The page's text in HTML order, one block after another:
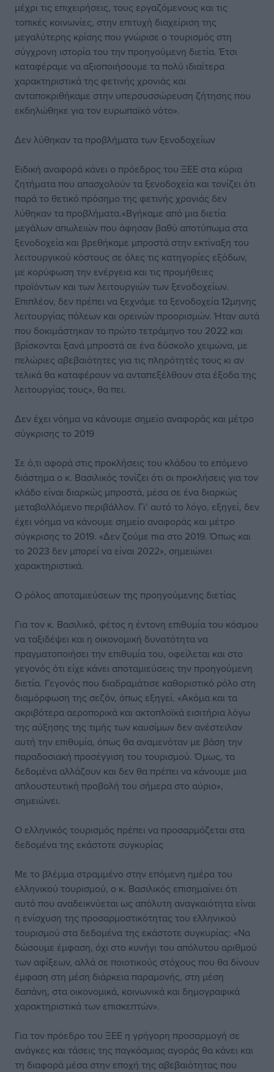
μέχρι τις επιχειρήσεις, τους εργαζόμενους και τις
τοπικές κοινωνίες, στην επιτυχή διαχείριση της
μεγαλύτερης κρίσης που γνώρισε ο τουρισμός στη
σύγχρονη ιστορία του την προηγούμενη διετία. Έτσι
καταφέραμε να αξιοποιήσουμε τα πολύ ιδιαίτερα
χαρακτηριστικά της φετινής χρονιάς και
ανταποκριθήκαμε στην υπερσυσσώρευση ζήτησης που
εκδηλώθηκε για τον ευρωπαϊκό νότο».
Δεν λύθηκαν τα προβλήματα των ξενοδοχείων
Ειδική αναφορά κάνει ο πρόεδρος του ΞΕΕ στα κύρια
ζητήματα που απασχολούν τα ξενοδοχεία και τονίζει ότι
παρά το θετικό πρόσημο της φετινής χρονιάς δεν
λύθηκαν τα προβλήματα.«Βγήκαμε από μια διετία
μεγάλων απωλειών που άφησαν βαθύ αποτύπωμα στα
ξενοδοχεία και βρεθήκαμε μπροστά στην εκτίναξη του
λειτουργικού κόστους σε όλες τις κατηγορίες εξόδων,
με κορύφωση την ενέργεια και τις προμήθειες
προϊόντων και των λειτουργιών των ξενοδοχείων.
Επιπλέον, δεν πρέπει να ξεχνάμε τα ξενοδοχεία 12μηνης
λειτουργίας πόλεων και ορεινών προορισμών. Ήταν αυτά
που δοκιμάστηκαν το πρώτο τετράμηνο του 2022 και
βρίσκονται ξανά μπροστά σε ένα δύσκολο χειμώνα, με
πελώριες αβεβαιότητες για τις πληρότητές τους κι αν
τελικά θα καταφέρουν να ανταπεξέλθουν στα έξοδα της
λειτουργίας τους», θα πει.
Δεν έχει νόημα να κάνουμε σημείο αναφοράς και μέτρο
σύγκρισης το 2019
Σε ό,τι αφορά στις προκλήσεις του κλάδου το επόμενο
διάστημα ο κ. Βασιλικός τονίζει ότι οι προκλήσεις για τον
κλάδο είναι διαρκώς μπροστά, μέσα σε ένα διαρκώς
μεταβαλλόμενο περιβάλλον. Γι’ αυτό το λόγο, εξηγεί, δεν
έχει νόημα να κάνουμε σημείο αναφοράς και μέτρο
σύγκρισης το 2019. «Δεν ζούμε πια στο 2019. Όπως και
το 2023 δεν μπορεί να είναι 2022», σημειώνει
χαρακτηριστικά.
Ο ρόλος αποταμιεύσεων της προηγούμενης διετίας
Για τον κ. Βασιλικό, φέτος η έντονη επιθυμία του κόσμου
να ταξιδέψει και η οικονομική δυνατότητα να
πραγματοποιήσει την επιθυμία του, οφείλεται και στο
γεγονός ότι είχε κάνει αποταμιεύσεις την προηγούμενη
διετία. Γεγονός που διαδραμάτισε καθοριστικό ρόλο στη
διαμόρφωση της σεζόν, όπως εξηγεί. «Ακόμα και τα
ακριβότερα αεροπορικά και ακτοπλοϊκά εισιτήρια λόγω
της αύξησης της τιμής των καυσίμων δεν ανέστειλαν
αυτή την επιθυμία, όπως θα αναμενόταν με βάση την
παραδοσιακή προσέγγιση του τουρισμού. Όμως, τα
δεδομένα αλλάζουν και δεν θα πρέπει να κάνουμε μια
απλουστευτική προβολή του σήμερα στο αύριο»,
σημειώνει.
Ο ελληνικός τουρισμός πρέπει να προσαρμόζεται στα
δεδομένα της εκάστοτε συγκυρίας
Με το βλέμμα στραμμένο στην επόμενη ημέρα του
ελληνικού τουρισμού, ο κ. Βασιλικός επισημαίνει ότι
αυτό που αναδεικνύεται ως απόλυτη αναγκαιότητα είναι
η ενίσχυση της προσαρμοστικότητας του ελληνικού
τουρισμού στα δεδομένα της εκάστοτε συγκυρίας: «Να
δώσουμε έμφαση, όχι στο κυνήγι του απόλυτου αριθμού
των αφίξεων, αλλά σε ποιοτικούς στόχους που θα δίνουν
έμφαση στη μέση διάρκεια παραμονής, στη μέση
δαπάνη, στα οικονομικά, κοινωνικά και δημογραφικά
χαρακτηριστικά των επισκεπτών».
Για τον πρόεδρο του ΞΕΕ η γρήγορη προσαρμογή σε
ανάγκες και τάσεις της παγκόσμιας αγοράς θα κάνει και
τη διαφορά μέσα στην εποχή της αβεβαιότητας που